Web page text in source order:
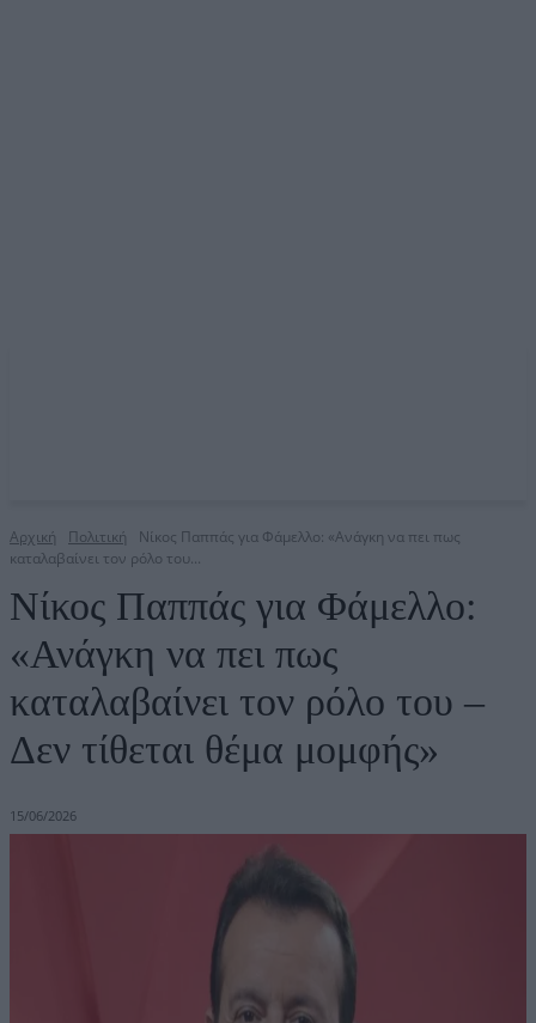
Αρχική Πολιτική
Nίκος Παππάς για Φάμελλο: «Ανάγκη να πει πως
καταλαβαίνει τον ρόλο του...
Nίκος Παππάς για Φάμελλο:
«Ανάγκη να πει πως
καταλαβαίνει τον ρόλο του –
Δεν τίθεται θέμα μομφής»
15/06/2026